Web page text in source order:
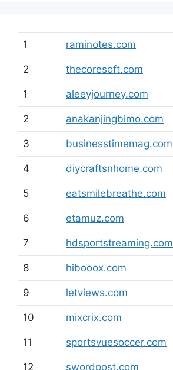
1 raminotes.com
2 thecoresoft.com
1 aleeyjourney.com
2 anakanjingbimo.com
3 businesstimemag.com
4 diycraftsnhome.com
5 eatsmilebreathe.com
6 etamuz.com
7 hdsportstreaming.com
8 hibooox.com
9 letviews.com
10 mixcrix.com
11 sportsvuesoccer.com
12 swordpost.com